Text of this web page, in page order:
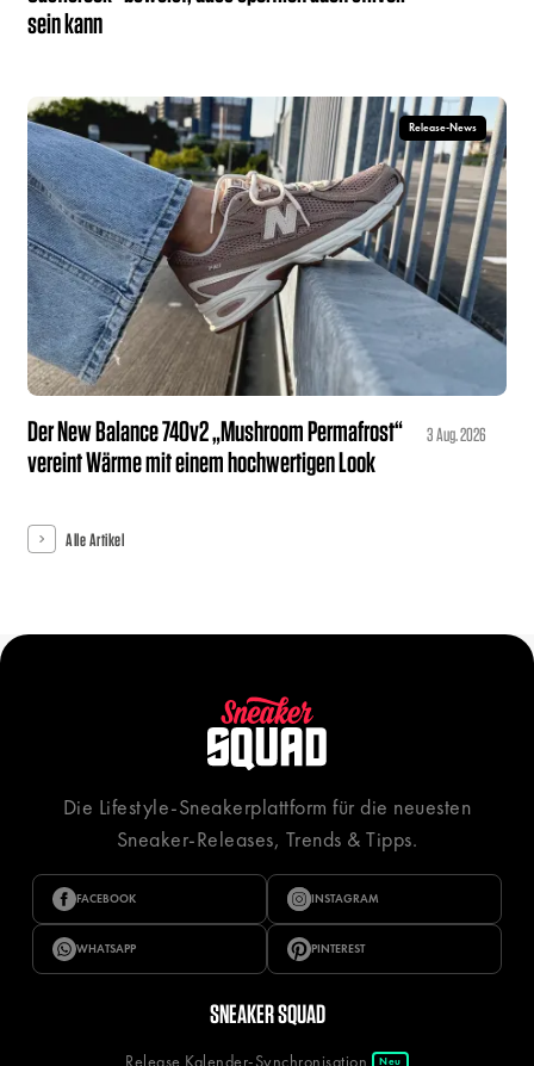
sein kann
Release-News
Der New Balance 740v2 „Mushroom Permafrost“
vereint Wärme mit einem hochwertigen Look
3 Aug. 2026
Alle Artikel
Die Lifestyle-Sneakerplattform für die neuesten
Sneaker-Releases, Trends & Tipps.
FACEBOOK INSTAGRAM
WHATSAPP PINTEREST
SNEAKER SQUAD
Release Kalender-Synchronisation Neu